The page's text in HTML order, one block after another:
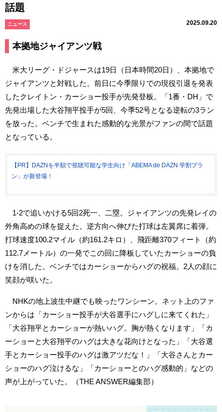
話題
ニュース 2025.09.20
本拠地ジャイアンツ戦
米大リーグ・ドジャースは19日（日本時間20日）、本拠地で
ジャイアンツと対戦した。前日に今季限りでの現役引退を発表
したクレイトン・カーショー投手が先発登板。「1番・DH」で
先発出場した大谷翔平投手が5回、今季52号となる逆転の3ラン
を放った。ベンチで生まれた感動的な光景がファンの間で話題
となっている。
【PR】DAZNを半額で視聴可能な学生向け「ABEMA de DAZN 学割プラ
ン」が新登場！
1-2で追いかける5回2死一、二塁。ジャイアンツの先発レイの
外角高めの球を捉えた。逆方向へ伸びた打球は左翼席に着弾。
打球速度100.2マイル（約161.2キロ）、飛距離370フィート（約
112.7メートル）の一発でこの回に降板していたカーショーの負
けを消した。ベンチではカーショーからハグの祝福。2人の顔に
笑顔が咲いた。
NHKの地上波生中継でも映ったワンシーン。ネット上のファ
ンからは「カーショー投手が大谷選手にハグしに来てくれた」
「大谷翔平とカーショーが熱いハグ。胸が熱くなります」「カ
ーショーと大谷翔平のハグは大きな花向けとなった」「大谷選
手とカーショー投手のハグは激アツだな！」「大谷さんとカー
ショーのハグ泣けるな」「カーショーとのハグ感動的」などの
声が上がっていた。（THE ANSWER編集部）